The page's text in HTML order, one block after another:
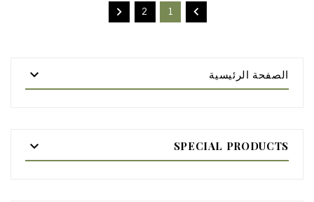

1
2

الصفحة الرئيسية 
SPECIAL PRODUCTS
